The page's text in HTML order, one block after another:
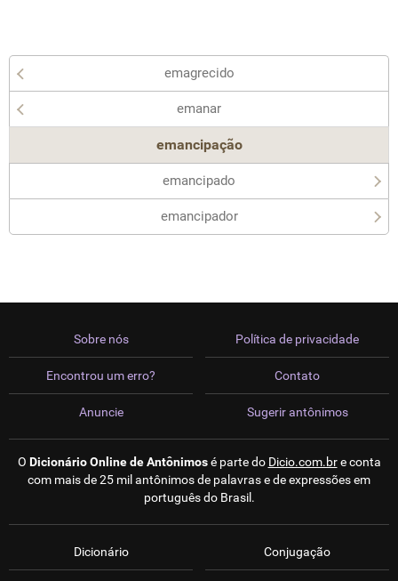
emagrecido
emanar
emancipação
emancipado
emancipador
Sobre nós
Encontrou um erro?
Anuncie
Política de privacidade
Contato
Sugerir antônimos
O Dicionário Online de Antônimosé parte do Dicio.com.bre conta
com mais de 25 mil antônimos de palavras e de expressões em
português do Brasil.
Dicionário Conjugação